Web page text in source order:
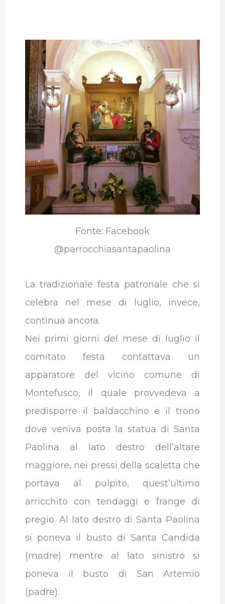
Fonte: Facebook
@parrocchiasantapaolina
La tradizionale festa patronale che si
celebra nel mese di luglio, invece,
continua ancora.
Nei primi giorni del mese di luglio il
comitato festa contattava un
apparatore del vicino comune di
Montefusco, il quale provvedeva a
predisporre il baldacchino e il trono
dove veniva posta la statua di Santa
Paolina al lato destro dell’altare
maggiore, nei pressi della scaletta che
portava al pulpito, quest’ultimo
arricchito con tendaggi e frange di
pregio. Al lato destro di Santa Paolina
si poneva il busto di Santa Candida
(madre) mentre al lato sinistro si
poneva il busto di San Artemio
(padre).